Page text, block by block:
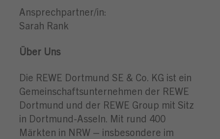
Ansprechpartner/in:
Sarah Rank
Über Uns
Die REWE Dortmund SE & Co. KG ist ein
Gemeinschaftsunternehmen der REWE
Dortmund und der REWE Group mit Sitz
in Dortmund-Asseln. Mit rund 400
Märkten in NRW – insbesondere im